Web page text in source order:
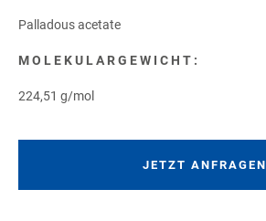
Palladous acetate
MOLEKULARGEWICHT:
224,51 g/mol
JETZT ANFRAGEN